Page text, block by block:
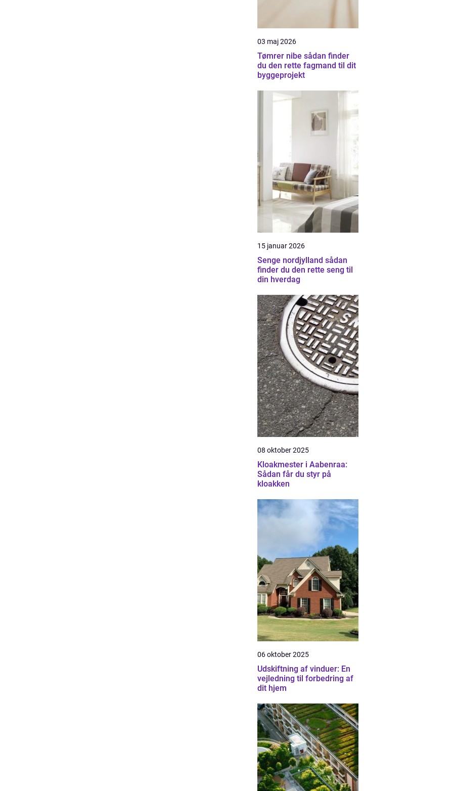
03 maj 2026
Tømrer nibe sådan finder
du den rette fagmand til dit
byggeprojekt
15 januar 2026
Senge nordjylland sådan
finder du den rette seng til
din hverdag
08 oktober 2025
Kloakmester i Aabenraa:
Sådan får du styr på
kloakken
06 oktober 2025
Udskiftning af vinduer: En
vejledning til forbedring af
dit hjem